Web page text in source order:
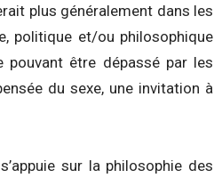
plus généralement dans les
politique et/ou philosophique
être dépassé par les
du sexe, une invitation à
sur la philosophie des